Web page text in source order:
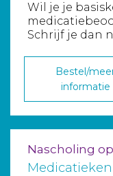
Wil je je
Schrijf je dan
Bestel/
informatie
Nascholing